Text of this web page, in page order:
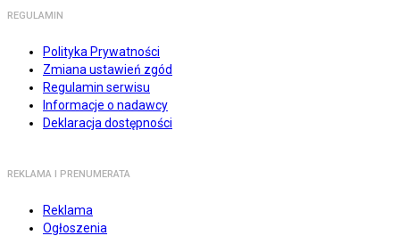
REGULAMIN
Polityka Prywatności
Zmiana ustawień zgód
Regulamin serwisu
Informacje o nadawcy
Deklaracja dostępności
REKLAMA I PRENUMERATA
Reklama
Ogłoszenia